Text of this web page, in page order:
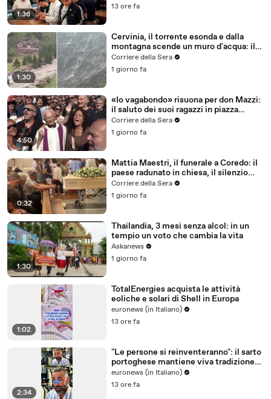
1:36
13 ore fa
1:30
Cervinia, il torrente esonda e dalla
montagna scende un muro d'acqua: il
video del nubifragio
Corriere della Sera
1 giorno fa
4:50
«Io vagabondo» risuona per don Mazzi:
il saluto dei suoi ragazzi in piazza
Sant'Ambrogio
Corriere della Sera
1 giorno fa
0:32
Mattia Maestri, il funerale a Coredo: il
paese radunato in chiesa, il silenzio
della famiglia, gli abbracci
Corriere della Sera
1 giorno fa
1:30
Thailandia, 3 mesi senza alcol: in un
tempio un voto che cambia la vita
Askanews
1 giorno fa
1:02
TotalEnergies acquista le attività
eoliche e solari di Shell in Europa
euronews (in Italiano)
13 ore fa
2:34
"Le persone si reinventeranno": il sarto
portoghese mantiene viva tradizione
degli abiti su misura
euronews (in Italiano)
13 ore fa